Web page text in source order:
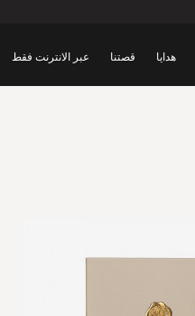
هدايا قصتنا عبر الانترنت فقط